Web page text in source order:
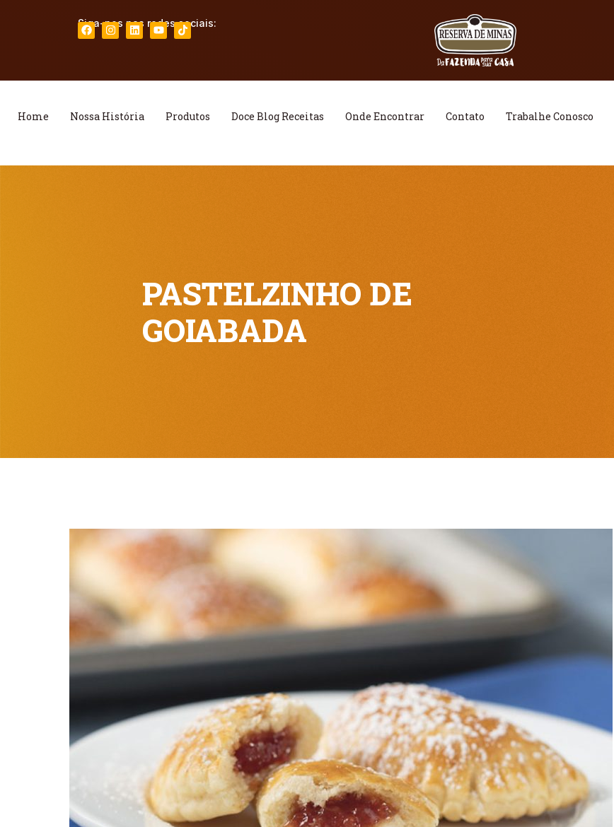
Siga-nos nas redes sociais:
Home Nossa História Produtos Doce Blog Receitas Onde Encontrar Contato Trabalhe Conosco
PASTELZINHO DE
GOIABADA